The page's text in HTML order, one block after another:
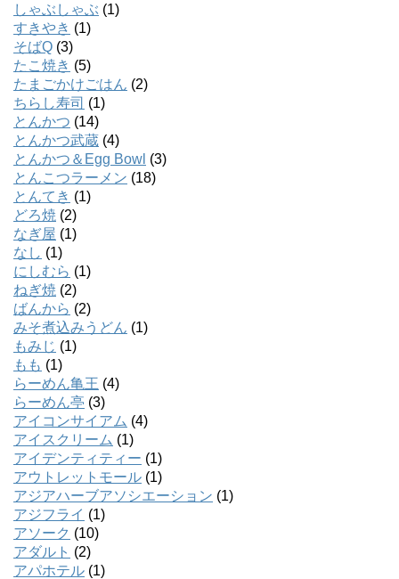
しゃぶしゃぶ (1)
すきやき (1)
そばQ (3)
たこ焼き (5)
たまごかけごはん (2)
ちらし寿司 (1)
とんかつ (14)
とんかつ武蔵 (4)
とんかつ＆Egg Bowl (3)
とんこつラーメン (18)
とんてき (1)
どろ焼 (2)
なぎ屋 (1)
なし (1)
にしむら (1)
ねぎ焼 (2)
ばんから (2)
みそ煮込みうどん (1)
もみじ (1)
もも (1)
らーめん亀王 (4)
らーめん亭 (3)
アイコンサイアム (4)
アイスクリーム (1)
アイデンティティー (1)
アウトレットモール (1)
アジアハーブアソシエーション (1)
アジフライ (1)
アソーク (10)
アダルト (2)
アパホテル (1)